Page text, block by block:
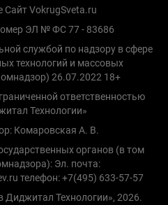
Сайт VokrugSveta.ru
ЭЛ № ФС 77 - 83686
службой по надзору в сфере
технологий и массовых
26.07.2022 18+
ответственностью
Технологии»
Комаровская А. В.
органов (в том
Эл. почта:
телефон: +7(495) 633-57-57
Технологии», 2026.